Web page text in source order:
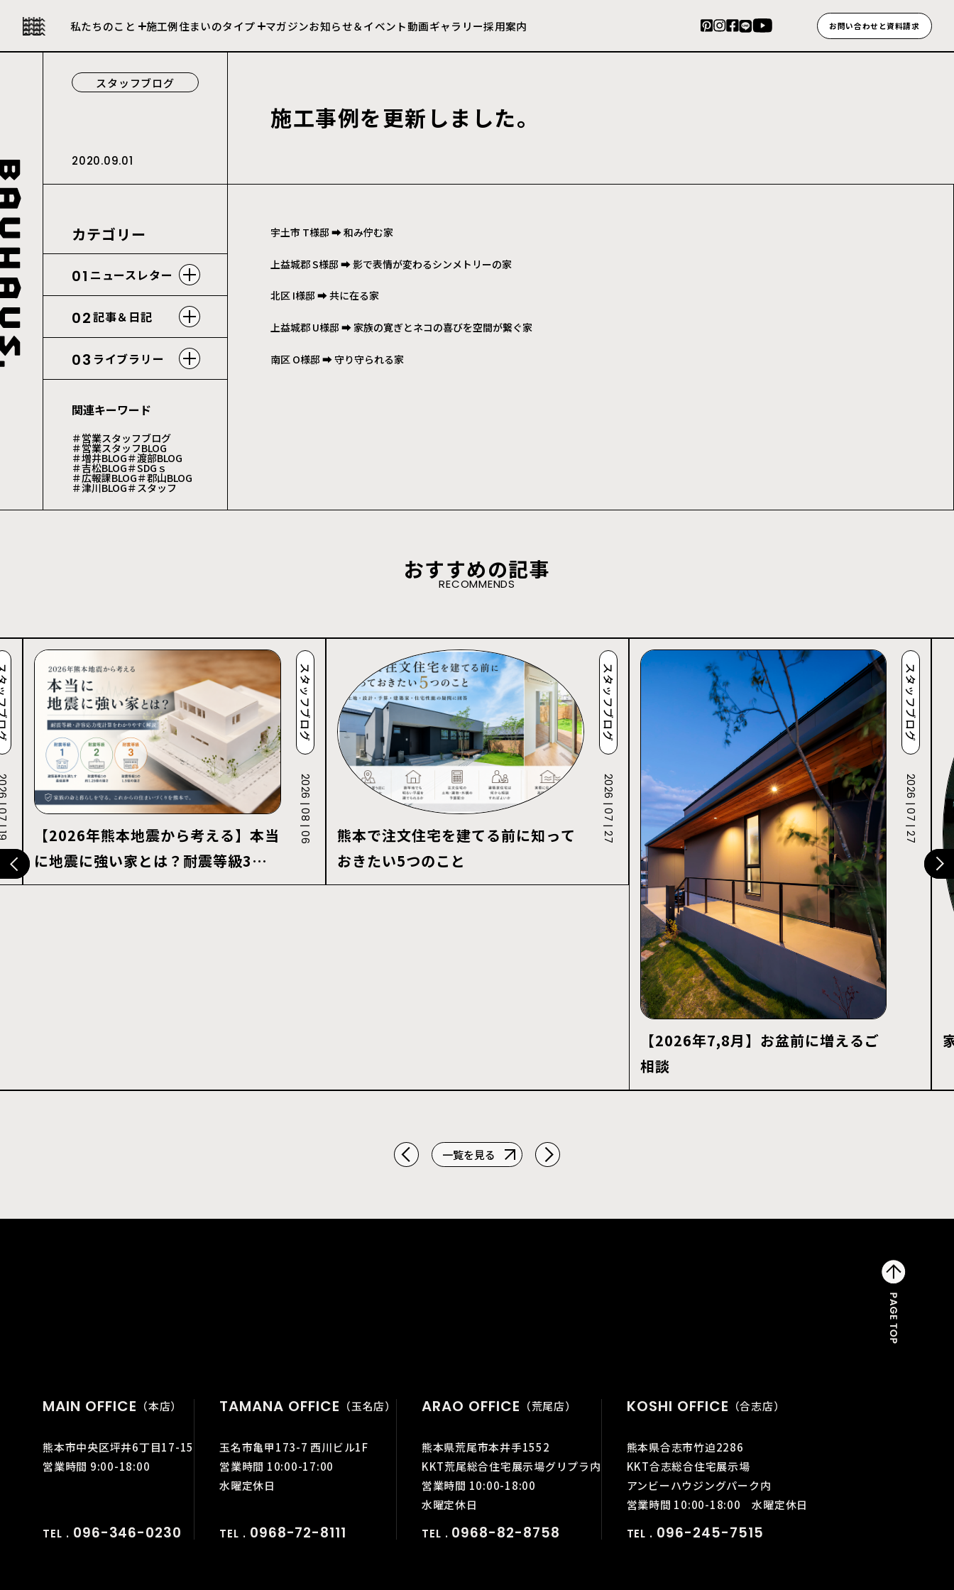
私たちのこと
会社について
施工例住まいのタイプ
建売住宅
マガジンお知らせ＆イベント動画ギャラリー採用案内 お問い合わせと資料請求
スタッフブログ
2020.09.01
施工事例を更新 しま した。
カテゴリー
01 ニュースレター
02記事＆日記
03 ライブラリー
関連キーワード
＃営業スタッフブログ
＃営業スタッフBLOG
＃増井BLOG＃渡部BLOG
＃吉松BLOG＃SDGｓ
＃広報課BLOG＃郡山BLOG
＃津川BLOG＃スタッフ
宇土市 T様邸 ➡和み佇む家
上益城郡 S様邸 ➡影で表情が変わるシンメトリーの家
北区 I様邸 ➡共に在る家
上益城郡 U様邸 ➡ 家族の寛ぎとネコの喜びを空間が繋ぐ家
南区 O様邸 ➡守り守られる家
おすすめの記事
RECOMMENDS
ログ
| 19
【2026年熊本地震から考える】本当
に地震に強い家とは？耐震等級3・
許容応力度計算を解説
スタッフブログ
2026 | 08 | 06
熊本で注文住宅を建てる前に知って
おきたい5つのこと
スタッフブログ
2026 | 07 | 27
【2026年7,8月】お盆前に増えるご
相談
スタッフブログ
2026 | 07 | 27
一覧を見る
MAIN OFFICE （本店）
熊本市中央区坪井6丁目17-15
営業時間 9:00-18:00
TEL . 096-346-0230
TAMANA OFFICE （玉名店）
玉名市亀甲173-7 西川ビル1F
営業時間 10:00-17:00
水曜定休日
TEL . 0968-72-8111
ARAO OFFICE （荒尾店）
熊本県荒尾市本井手1552
KKT荒尾総合住宅展示場グリプラ内
営業時間 10:00-18:00
水曜定休日
TEL . 0968-82-8758
KOSHI OFFICE （合志店）
熊本県合志市竹迫2286
KKT合志総合住宅展示場
アンビーハウジングパーク内
営業時間 10:00-18:00水曜定休日
TEL . 096-245-7515